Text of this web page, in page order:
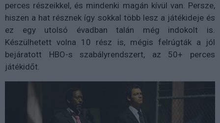
perces részeikkel, és mindenki magán kívül van. Persze,
hiszen a hat résznek így sokkal több lesz a játékideje és
ez egy utolsó évadban talán még indokolt is.
Készülhetett volna 10 rész is, mégis felrúgták a jól
bejáratott HBO-s szabályrendszert, az 50+ perces
játékidőt.